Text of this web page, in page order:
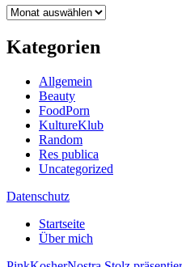
Archiv
Kategorien
Allgemein
Beauty
FoodPorn
KultureKlub
Random
Res publica
Uncategorized
Datenschutz
Startseite
Über mich